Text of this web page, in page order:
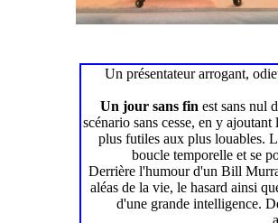
Un présentateur arrogant,
Un jour sans fin est sans nul
scénario sans cesse, en y
plus futiles aux plus louables.
boucle temporelle et se
Derrière l'humour d'un Bill
aléas de la vie, le hasard ainsi
d'une grande intelligence.